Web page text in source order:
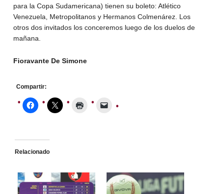
para la Copa Sudamericana) tienen su boleto: Atlético
Venezuela, Metropolitanos y Hermanos Colmenárez. Los
otros dos invitados los conceremos luego de los duelos de
mañana.
Fioravante De Simone
Compartir:
Relacionado